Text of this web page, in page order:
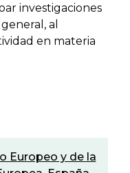
investigaciones
al
en materia
Europeo y de la